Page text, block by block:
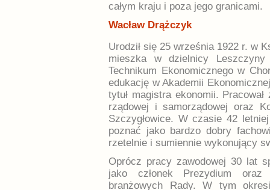
całym kraju i poza jego granicami.
Wacław Drążczyk
Urodził się 25 września 1922 r. w
mieszka w dzielnicy
Technikum Ekonomicznego w
edukację w Akademii
tytuł magistra ekonomii.
rządowej i samorządowej oraz
Szczygłowice. W czasie 42
poznać jako bardzo dobry
rzetelnie i sumiennie wykonujący
Oprócz pracy zawodowej 30 lat
jako członek Prezydium oraz
branżowych Rady. W tym